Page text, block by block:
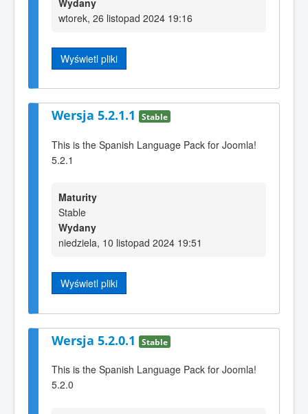
wtorek, 26 listopad 2024 19:16
Wyświetl pliki
Wersja 5.2.1.1 Stable
This is the Spanish Language Pack for Joomla!
5.2.1
Maturity
Stable
Wydany
niedziela, 10 listopad 2024 19:51
Wyświetl pliki
Wersja 5.2.0.1 Stable
This is the Spanish Language Pack for Joomla!
5.2.0